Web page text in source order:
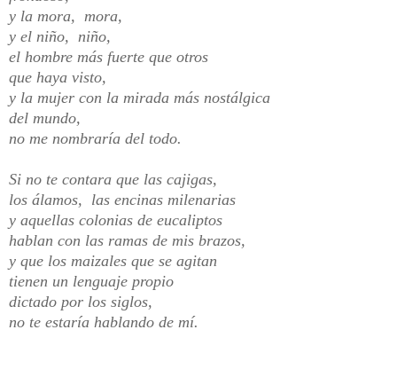
y la mora, mora,
y el niño, niño,
el hombre más fuerte que otros
que haya visto,
y la mujer con la mirada más nostálgica
del mundo,
no me nombraría del todo.
Si no te contara que las cajigas,
los álamos, las encinas milenarias
y aquellas colonias de eucaliptos
hablan con las ramas de mis brazos,
y que los maizales que se agitan
tienen un lenguaje propio
dictado por los siglos,
no te estaría hablando de mí.